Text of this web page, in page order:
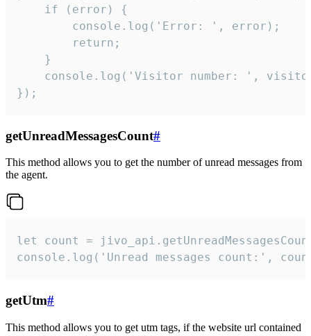
    if (error) {
        console.log('Error: ', error);
        return;
    }
console.log('Visitor number: ',
});
getUnreadMessagesCount#
This method allows you to get the number of unread messages from
the agent.
let count =
console.log('Unread messages count:',
getUtm#
This method allows you to get utm tags, if the website url contained